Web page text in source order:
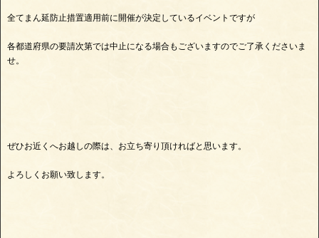
全てまん延防止措置適用前に開催が決定しているイベントですが
各都道府県の要請次第では中止になる場合もございますのでご了承くださいま
せ。
ぜひお近くへお越しの際は、お立ち寄り頂ければと思います。
よろしくお願い致します。